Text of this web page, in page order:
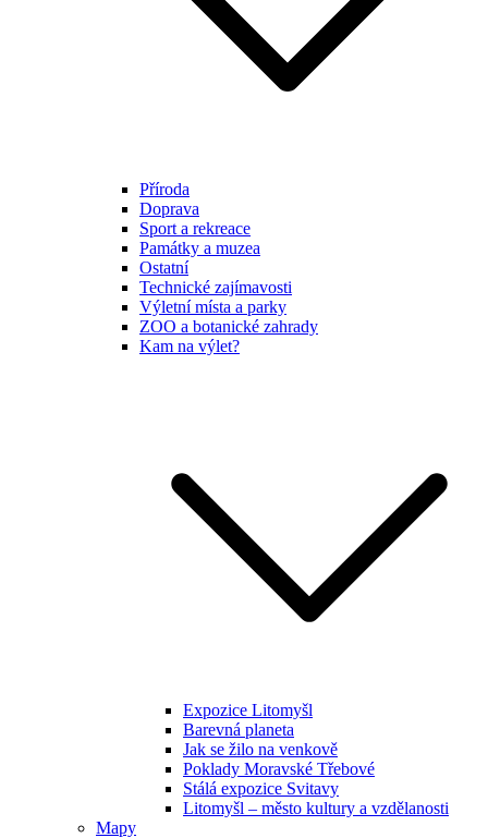
Příroda
Doprava
Sport a rekreace
Památky a muzea
Ostatní
Technické zajímavosti
Výletní místa a parky
ZOO a botanické zahrady
Kam na výlet?
Expozice Litomyšl
Barevná planeta
Jak se žilo na venkově
Poklady Moravské Třebové
Stálá expozice Svitavy
Litomyšl – město kultury a vzdělanosti
Mapy